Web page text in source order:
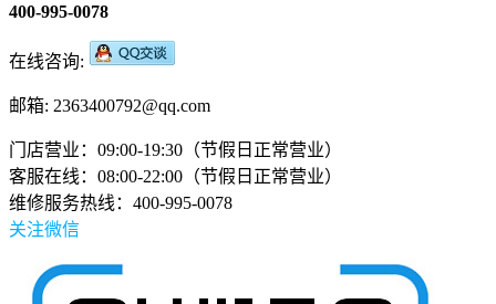
400-995-0078
在线咨询:
邮箱: 2363400792@qq.com
门店营业：09:00-19:30（节假日正常营业）
客服在线：08:00-22:00（节假日正常营业）
维修服务热线：400-995-0078
关注微信